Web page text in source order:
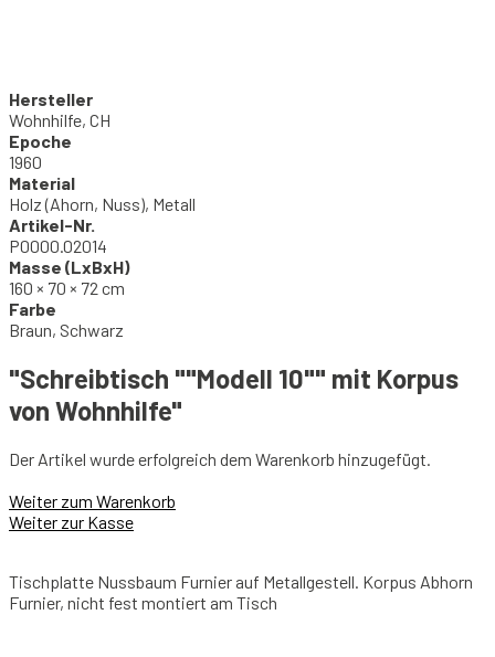
Hersteller
Wohnhilfe, CH
Epoche
1960
Material
Holz (Ahorn, Nuss), Metall
Artikel-Nr.
P0000.02014
Masse (LxBxH)
160 × 70 × 72 cm
Farbe
Braun, Schwarz
"Schreibtisch ""Modell 10"" mit Korpus
von Wohnhilfe"
Der Artikel wurde erfolgreich dem Warenkorb hinzugefügt.
Weiter zum Warenkorb
Weiter zur Kasse
Tischplatte Nussbaum Furnier auf Metallgestell. Korpus Abhorn
Furnier, nicht fest montiert am Tisch